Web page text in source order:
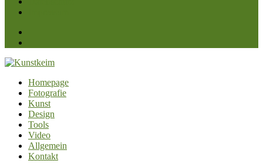
Kunstkeim
Fotografie, Design und Szene
Homepage
Fotografie
Kunst
Design
Tools
Video
Allgemein
Kontakt